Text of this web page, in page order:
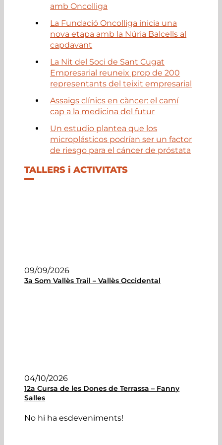
amb Oncolliga
La Fundació Oncolliga inicia una
nova etapa amb la Núria Balcells al
capdavant
La Nit del Soci de Sant Cugat
Empresarial reuneix prop de 200
representants del teixit empresarial
Assaigs clínics en càncer: el camí
cap a la medicina del futur
Un estudio plantea que los
microplásticos podrían ser un factor
de riesgo para el cáncer de próstata
TALLERS i ACTIVITATS
09/09/2026
3a Som Vallès Trail – Vallès Occidental
04/10/2026
12a Cursa de les Dones de Terrassa – Fanny
Salles
No hi ha esdeveniments!